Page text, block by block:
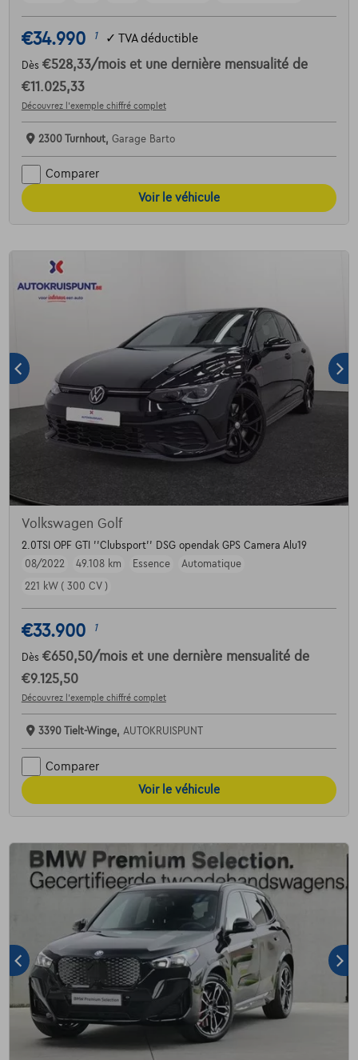
€34.990 1 ✓ TVA déductible
Dès €528,33/mois et une dernière mensualité de
€11.025,33
Découvrez l’exemple chiffré complet
2300 Turnhout, Garage Barto
Comparer
Voir le véhicule
Volkswagen Golf
2.0TSI OPF GTI ''Clubsport'' DSG opendak GPS Camera Alu19
08/2022
49.108 km Essence
Automatique
221 kW ( 300 CV )
€33.900 1
Dès €650,50/mois et une dernière mensualité de
€9.125,50
Découvrez l’exemple chiffré complet
3390 Tielt-Winge, AUTOKRUISPUNT
Comparer
Voir le véhicule